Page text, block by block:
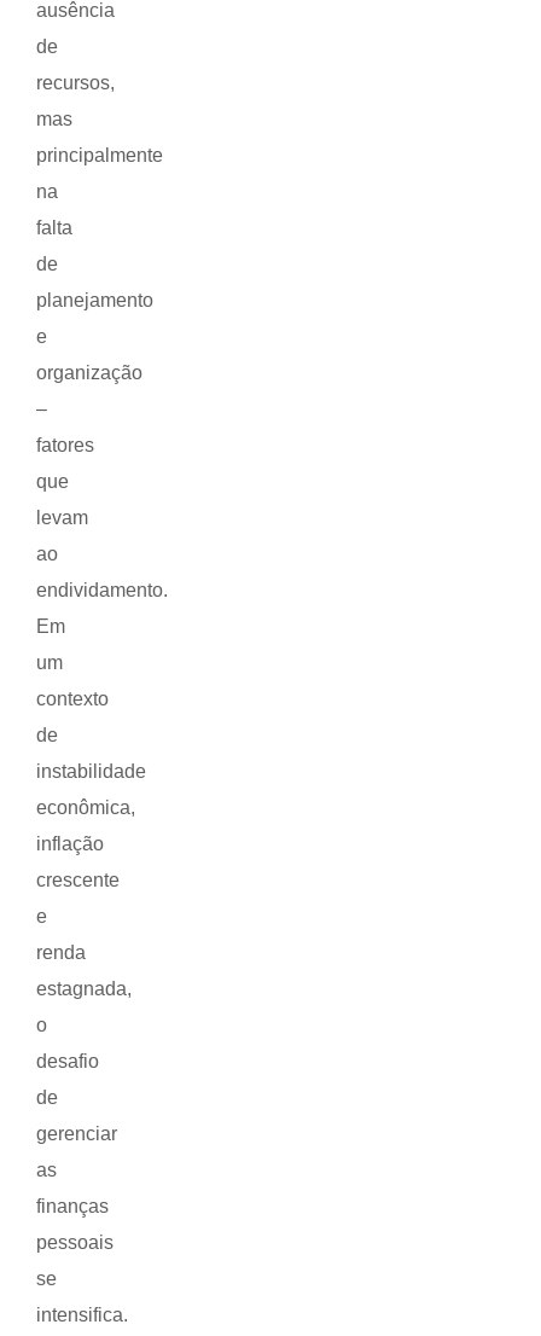
ausência
de
recursos,
mas
principalmente
na
falta
de
planejamento
e
organização
–
fatores
que
levam
ao
endividamento.
Em
um
contexto
de
instabilidade
econômica,
inflação
crescente
e
renda
estagnada,
o
desafio
de
gerenciar
as
finanças
pessoais
se
intensifica.